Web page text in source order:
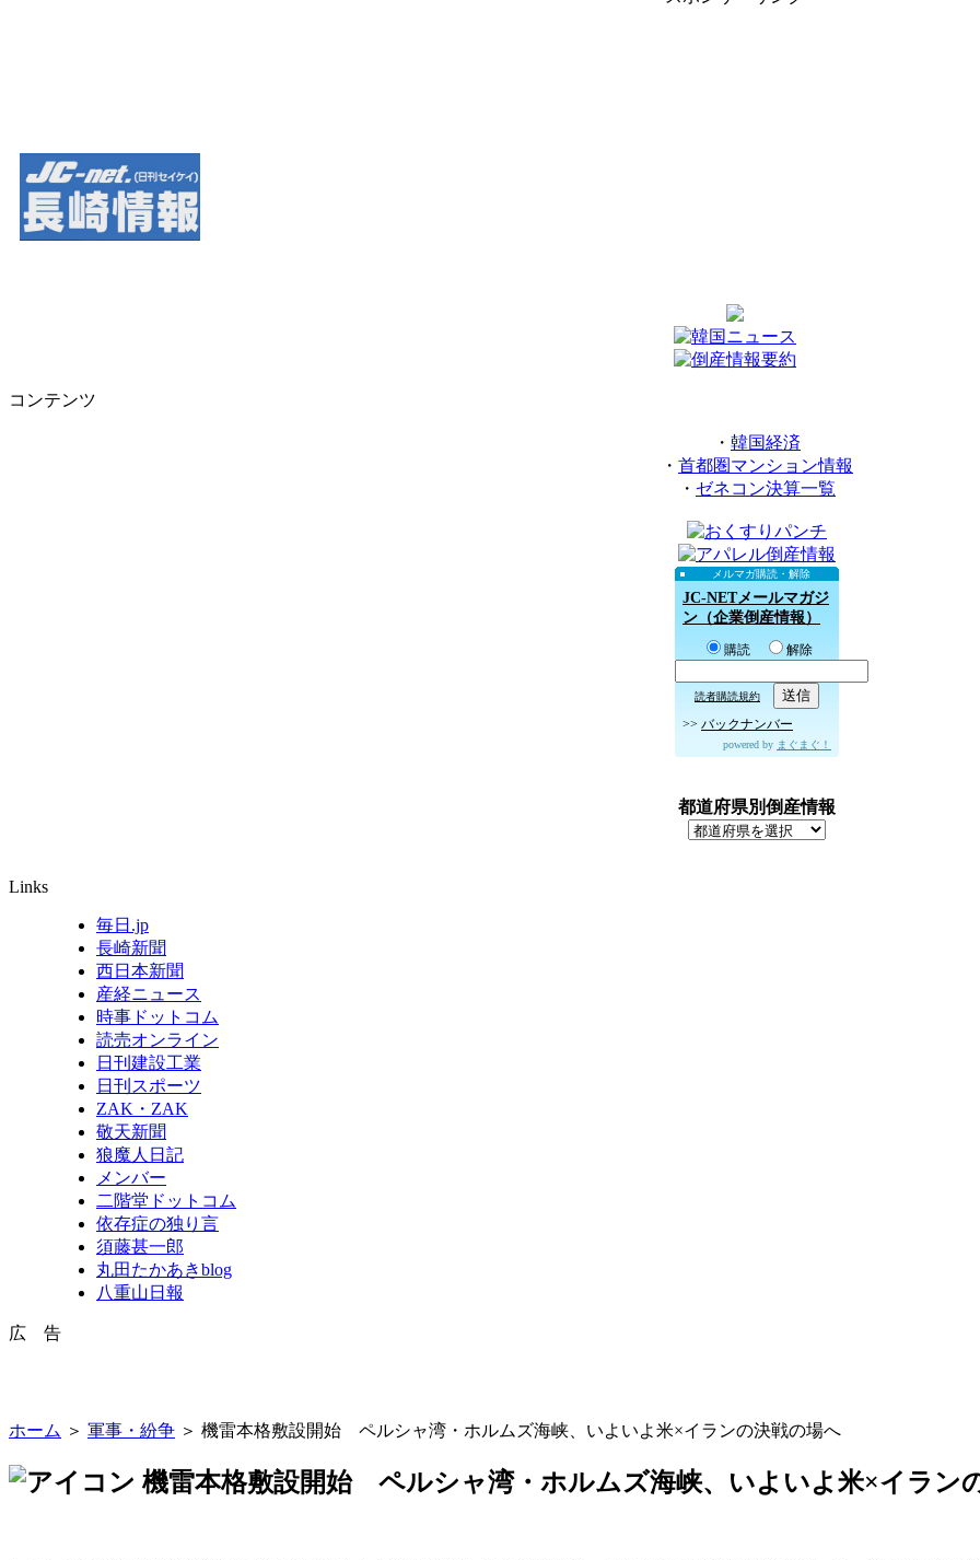
コンテンツ
・ 韓国経済
・ 首都圏マンション情報
・ ゼネコン決算一覧
メルマガ購読・解除
JC-NETメールマガジ
ン（企業倒産情報）
購読 解除
読者購読規約
>> バックナンバー
powered by まぐまぐ！
都道府県別倒産情報
Links
毎日.jp
長崎新聞
西日本新聞
産経ニュース
時事ドットコム
読売オンライン
日刊建設工業
日刊スポーツ
ZAK・ZAK
敬天新聞
狼魔人日記
メンバー
二階堂ドットコム
依存症の独り言
須藤甚一郎
丸田たかあきblog
八重山日報
広 告
ホーム ＞ 軍事・紛争 ＞ 機雷本格敷設開始 ペルシャ湾・ホルムズ海峡、いよいよ米×イランの決戦の場へ
機雷本格敷設開始 ペルシャ湾・ホルムズ海峡、いよいよ米×イラン